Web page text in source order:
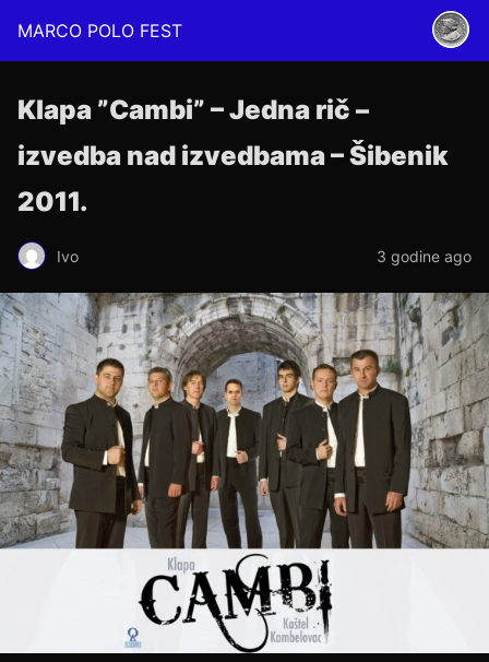
MARCO POLO FEST
Klapa ”Cambi” – Jedna rič –
izvedba nad izvedbama – Šibenik
2011.
Ivo 3 godine ago